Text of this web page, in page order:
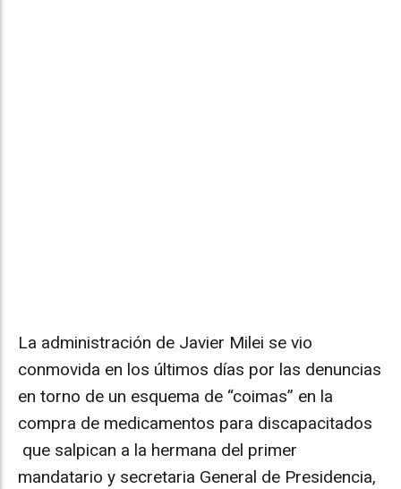
La administración de Javier Milei se vio
conmovida en los últimos días por las denuncias
en torno de un esquema de “coimas” en la
compra de medicamentos para discapacitados
que salpican a la hermana del primer
mandatario y secretaria General de Presidencia,